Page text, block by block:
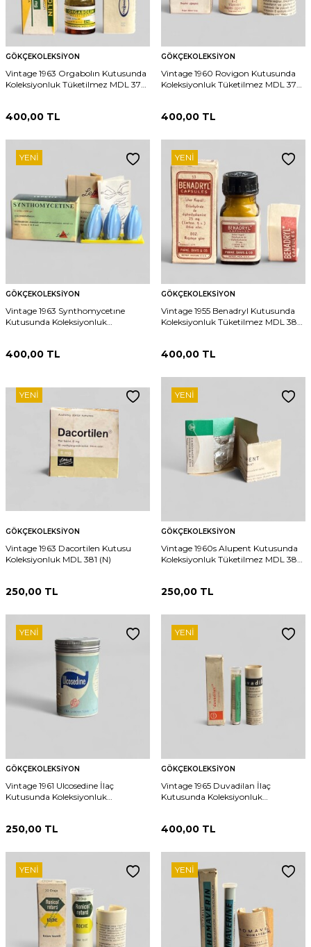
GÖKÇEKOLEKSIYON
Vintage 1963 Orgabolın Kutusunda
Koleksiyonluk Tüketilmez MDL 376
400,00 TL
GÖKÇEKOLEKSIYON
Vintage 1960 Rovigon Kutusunda
Koleksiyonluk Tüketilmez MDL 377
400,00 TL
YENI
GÖKÇEKOLEKSIYON
Vintage 1963 Synthomycetıne
Kutusunda Koleksiyonluk
400,00 TL
YENI
GÖKÇEKOLEKSIYON
Vintage 1955 Benadryl Kutusunda
Koleksiyonluk Tüketilmez MDL 380
400,00 TL
YENI
GÖKÇEKOLEKSIYON
Vintage 1963 Dacortilen Kutusu
Koleksiyonluk MDL 381 (N)
250,00 TL
YENI
GÖKÇEKOLEKSIYON
Vintage 1960s Alupent Kutusunda
Koleksiyonluk Tüketilmez MDL 384
250,00 TL
YENI
GÖKÇEKOLEKSIYON
Vintage 1961 Ulcosedine İlaç
Kutusunda Koleksiyonluk
250,00 TL
YENI
GÖKÇEKOLEKSIYON
Vintage 1965 Duvadilan İlaç
Kutusunda Koleksiyonluk
400,00 TL
YENI YENI